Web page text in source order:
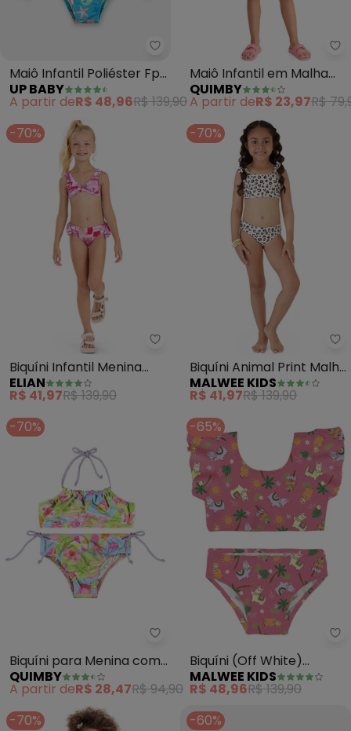
Up Baby - Maiô Infantil
Maiô Infantil Poliéster Fps
+50 (Azul)
UP BABY
A partir deR$ 48,96R$ 139,90
Maiô Infantil em Malha
Fps +50 (Rosa)
QUIMBY
A partir deR$ 23,97R$
-70%
Elian - Biquíni Infantil Menina
Biquíni Infantil Menina
Estampado Elian (Rosa)
ELIAN
R$ 41,97R$ 139,90
-70%
Biquíni Animal Print Malha
Uv (Off White)
MALWEE KIDS
R$ 41,97R$ 139,90
-70%
Quimby - Biquíni para Menina
Biquíni para Menina com
Fps +50 (Roxo)
QUIMBY
A partir deR$ 28,47R$ 94,90
-65%
Biquíni (Off White)
Lhamas Uv
MALWEE KIDS
R$ 48,96R$ 139,90
-70%
-60%